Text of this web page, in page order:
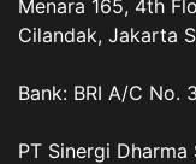
Menara 165, 4th
Cilandak, Jakarta
Bank: BRI A/C No.
PT Sinergi Dharma